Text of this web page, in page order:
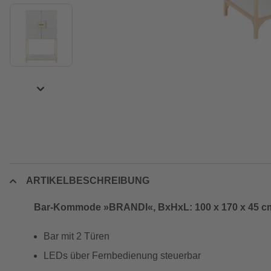
ARTIKELBESCHREIBUNG
Bar-Kommode »BRANDI«, BxHxL: 100 x 170 x 45
Bar mit 2 Türen
LEDs über Fernbedienung steuerbar